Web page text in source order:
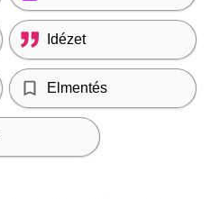
Idézet
Elmentés